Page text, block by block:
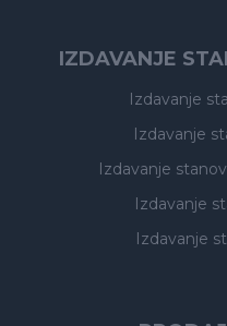
IZDAVANJE
Izdavanje
Izdavanje
Izdavanje
Izdavanje
Izdavanje